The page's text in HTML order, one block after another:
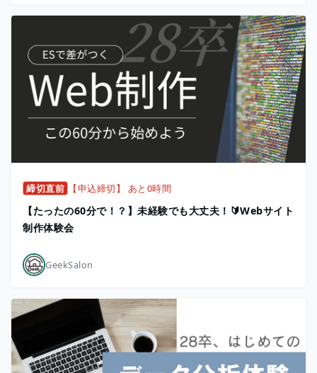
締切直前 【申込締切】 あと0時間
【たったの60分で！？】未経験でも大丈夫！🔰Webサイト
制作体験会
GeekSalon